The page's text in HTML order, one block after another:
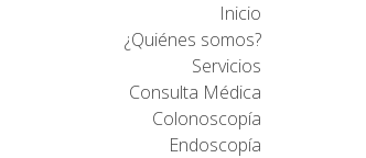
Inicio
¿Quiénes somos?
Servicios
Consulta Médica
Colonoscopía
Endoscopía